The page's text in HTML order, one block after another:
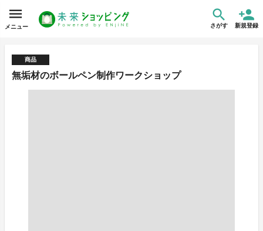
メニュー さがす 新規登録
商品
無垢材のボールペン制作ワークショップ